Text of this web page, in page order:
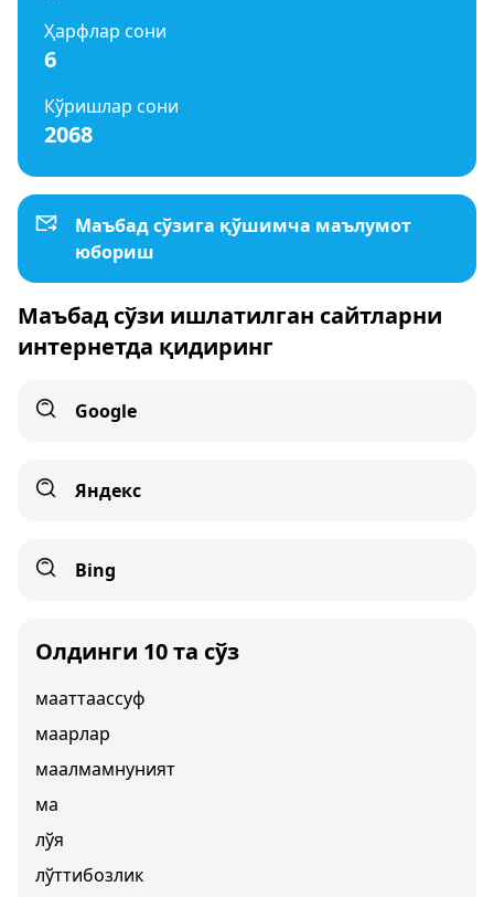
Ҳарфлар сони
6
Кўришлар сони
2068
Маъбад сўзига қўшимча маълумот
юбориш
Маъбад сўзи ишлатилган сайтларни
интернетда қидиринг
Google
Яндекс
Bing
Олдинги 10 та сўз
мааттаассуф
маарлар
маалмамнуният
ма
лўя
лўттибозлик